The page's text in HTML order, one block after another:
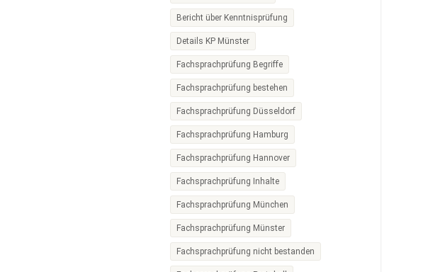
Bericht über Kenntnisprüfung
Details KP Münster
Fachsprachprüfung Begriffe
Fachsprachprüfung bestehen
Fachsprachprüfung Düsseldorf
Fachsprachprüfung Hamburg
Fachsprachprüfung Hannover
Fachsprachprüfung Inhalte
Fachsprachprüfung München
Fachsprachprüfung Münster
Fachsprachprüfung nicht bestanden